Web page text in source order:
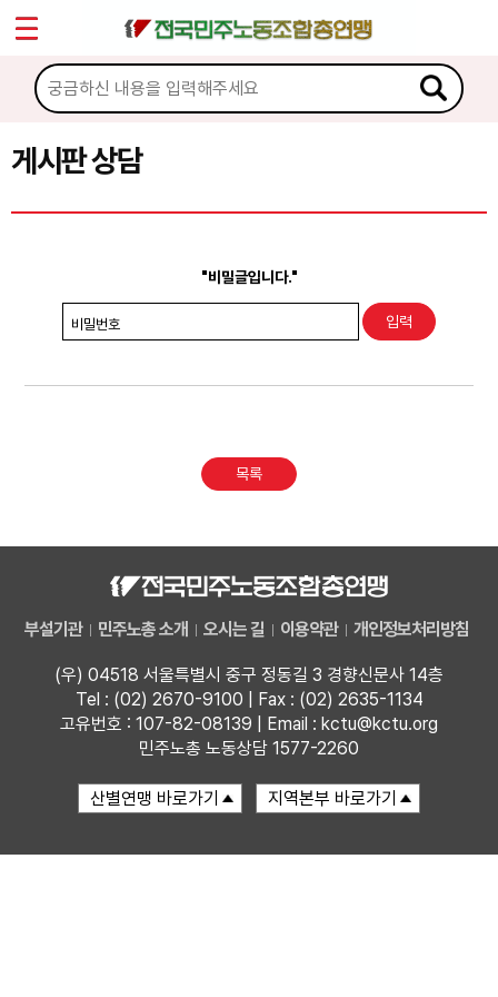
게시판 상담
"비밀글입니다."
비밀번호
목록
부설기관 민주노총 소개 오시는 길 이용약관 개인정보처리방침
(우) 04518 서울특별시 중구 정동길 3 경향신문사 14층
Tel : (02) 2670-9100 | Fax : (02) 2635-1134
고유번호 : 107-82-08139 | Email : kctu@kctu.org
민주노총 노동상담 1577-2260
마이페이지
소개
소식
노동상담
권리찾기수첩 검색
찾아보기
Sketchbook5, 스케치북5
Sketchbook5, 스케치북5